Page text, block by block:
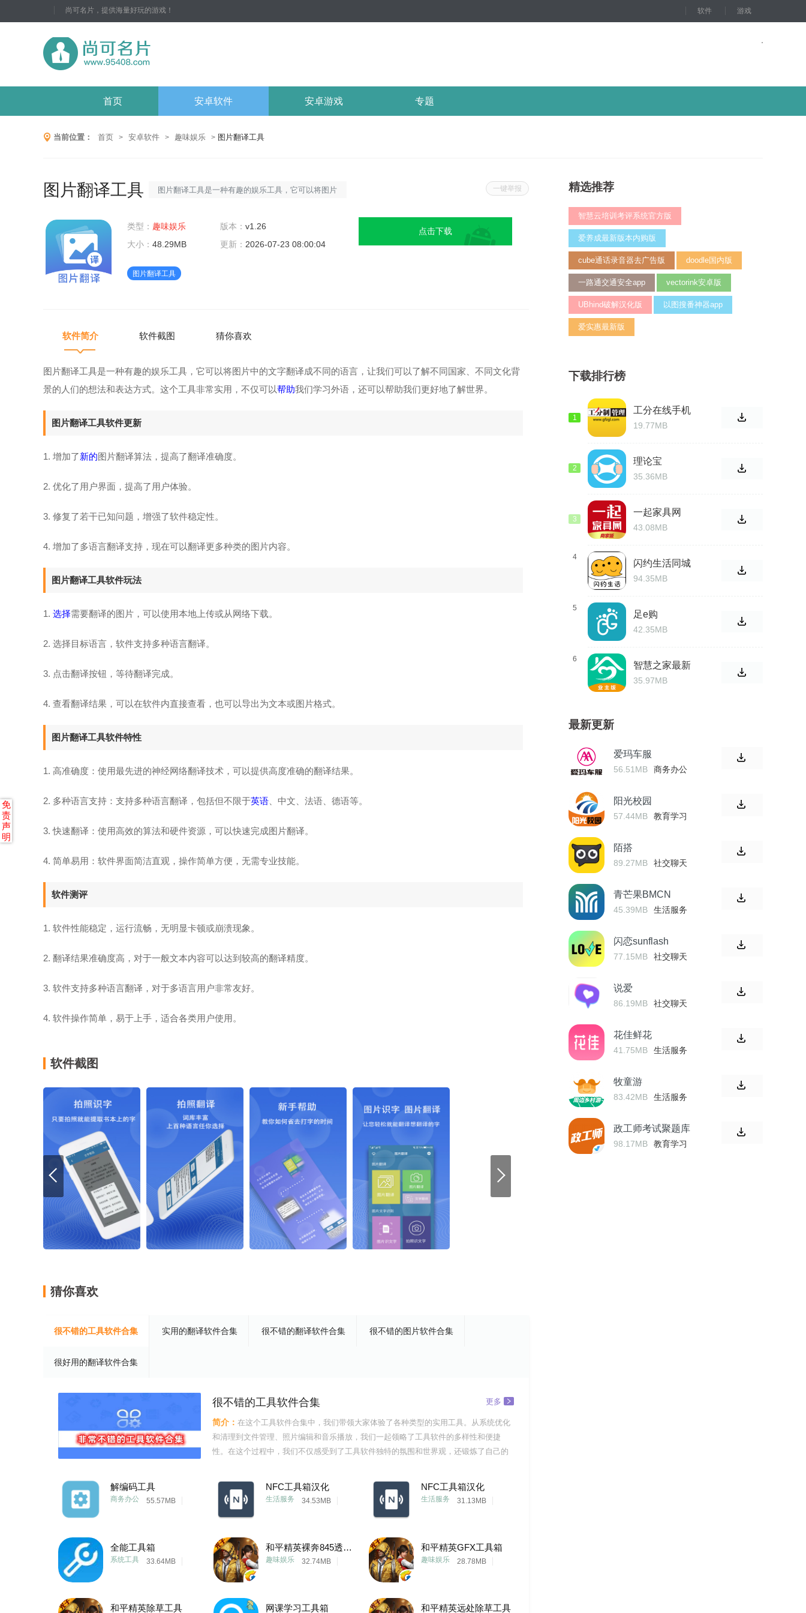
尚可名片，提供海量好玩的游戏！ 软件 游戏
首页 安卓软件 安卓游戏 专题
当前位置： 首页 > 安卓软件 > 趣味娱乐 > 图片翻译工具
一键举报
图片翻译工具
图片翻译工具是一种有趣的娱乐工具，它可以将图片
家、不同文化背景的人们的想法和表达方式。这个工
具非常实用，不仅可以帮助我们学习外语，还可以帮
加了新的图片翻译算法，提高了
类型： 趣味娱乐 版本： v1.26
大小： 48.29MB 更新： 2026-07-23 08:00:04
图片翻译工具
点击下载
软件简介 软件截图 猜你喜欢
图片翻译工具是一种有趣的娱乐工具，它可以将图片中的文字翻译成不同的语言，让我们可以了解不同国家、不同文化背
景的人们的想法和表达方式。这个工具非常实用，不仅可以帮助我们学习外语，还可以帮助我们更好地了解世界。
图片翻译工具软件更新
1. 增加了新的图片翻译算法，提高了翻译准确度。
2. 优化了用户界面，提高了用户体验。
3. 修复了若干已知问题，增强了软件稳定性。
4. 增加了多语言翻译支持，现在可以翻译更多种类的图片内容。
图片翻译工具软件玩法
1. 选择需要翻译的图片，可以使用本地上传或从网络下载。
2. 选择目标语言，软件支持多种语言翻译。
3. 点击翻译按钮，等待翻译完成。
4. 查看翻译结果，可以在软件内直接查看，也可以导出为文本或图片格式。
图片翻译工具软件特性
1. 高准确度：使用最先进的神经网络翻译技术，可以提供高度准确的翻译结果。
2. 多种语言支持：支持多种语言翻译，包括但不限于英语 、中文、法语、德语等。
3. 快速翻译：使用高效的算法和硬件资源，可以快速完成图片翻译。
4. 简单易用：软件界面简洁直观，操作简单方便，无需专业技能。
软件测评
1. 软件性能稳定，运行流畅，无明显卡顿或崩溃现象。
2. 翻译结果准确度高，对于一般文本内容可以达到较高的翻译精度。
3. 软件支持多种语言翻译，对于多语言用户非常友好。
4. 软件操作简单，易于上手，适合各类用户使用。
软件截图
猜你喜欢
很不错的工具软件合集 实用的翻译软件合集 很不错的翻译软件合集 很不错的图片软件合集
很好用的翻译软件合集
很不错的工具软件合集 更多
简介： 在这个工具软件合集中，我们带领大家体验了各种类型的实用工具。从系统优化
和清理到文件管理、照片编辑和音乐播放，我们一起领略了工具软件的多样性和便捷
性。在这个过程中，我们不仅感受到了工具软件独特的氛围和世界观，还锻炼了自己的
垃圾文件、修复注册表等操作，以及如何使用工具软件管理文件、编辑照片和播放音乐
等。同时，我们也意识到了工具
解编码工具
55.57MB
商务办公
NFC工具箱汉化
34.53MB
生活服务
NFC工具箱汉化
31.13MB
生活服务
全能工具箱
33.64MB
系统工具
和平精英裸奔845透色全局防闪工具
32.74MB
趣味娱乐
和平精英GFX工具箱
28.78MB
趣味娱乐
和平精英除草工具 网课学习工具箱 和平精英远处除草工具
精选推荐
智慧云培训考评系统官方版
爱养成最新版本内购版
cube通话录音器去广告版 doodle国内版
一路通交通安全app vectorink安卓版
UBhind破解汉化版 以图搜番神器app
爱实惠最新版
下载排行榜
1
工分在线手机
版
19.77MB
2
理论宝
35.36MB
3
一起家具网
43.08MB
4
闪约生活同城
94.35MB
5
足e购
42.35MB
6
智慧之家最新
版
35.97MB
最新更新
爱玛车服
56.51MB 商务办公
阳光校园
57.44MB 教育学习
陌搭
89.27MB 社交聊天
青芒果BMCN
45.39MB 生活服务
闪恋sunflash
77.15MB 社交聊天
说爱
86.19MB 社交聊天
花佳鲜花
41.75MB 生活服务
牧童游
83.42MB 生活服务
政工师考试聚题库
98.17MB 教育学习
免
责
声
明